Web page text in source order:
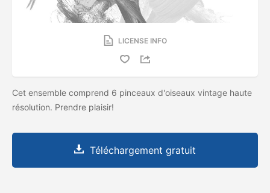
LICENSE INFO
Cet ensemble comprend 6 pinceaux d'oiseaux vintage haute
résolution. Prendre plaisir!
Téléchargement gratuit